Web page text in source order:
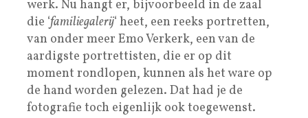
werk. Nu hangt er, bijvoorbeeld in de zaal
die ‘familiegalerij‘ heet, een reeks portretten,
van onder meer Emo Verkerk, een van de
aardigste portrettisten, die er op dit
moment rondlopen, kunnen als het ware op
de hand worden gelezen. Dat had je de
fotografie toch eigenlijk ook toegewenst.